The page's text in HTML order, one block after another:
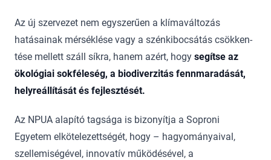
Az új szervezet nem egyszerűen a klímaváltozás
hatásainak mérséklése vagy a szénkibocsátás csökken­
té­se mellett száll síkra, hanem azért, hogy segítse az
ökológiai sokféleség, a biodiverzitás fennmara­dását,
helyreállítását és fejlesztését.
Az NPUA alapító tagsága is bizonyítja a Soproni
Egyetem elkötelezettségét, hogy – hagyományaival,
szelle­mi­­ségével, innovatív működésével, a